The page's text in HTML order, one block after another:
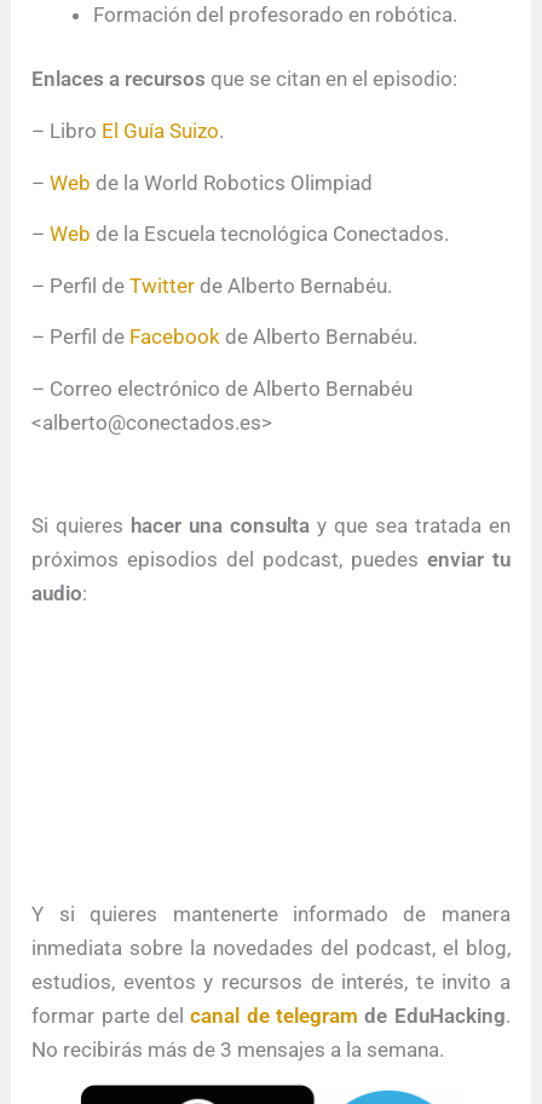
Formación del profesorado en robótica.
Enlaces a recursos que se citan en el episodio:
– Libro El Guía Suizo.
–Web de la World Robotics Olimpiad
–Web de la Escuela tecnológica Conectados.
– Perfil deTwitter de Alberto Bernabéu.
– Perfil de Facebook de Alberto Bernabéu.
– Correo electrónico de Alberto Bernabéu
<alberto@conectados.es>
Si quieres hacer una consulta y que sea tratada en
próximos episodios del podcast, puedes enviar tu
audio:
Y si quieres mantenerte informado de manera
inmediata sobre la novedades del podcast, el blog,
estudios, eventos y recursos de interés, te invito a
formar parte delcanal de telegram de EduHacking.
No recibirás más de 3 mensajes a la semana.